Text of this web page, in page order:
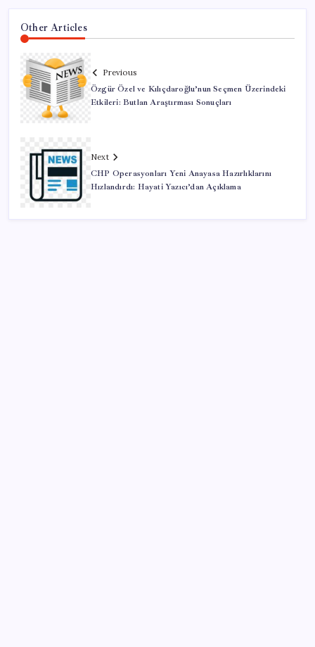
Other Articles
Previous
Özgür Özel ve Kılıçdaroğlu’nun Seçmen Üzerindeki
Etkileri: Butlan Araştırması Sonuçları
Next
CHP Operasyonları Yeni Anayasa Hazırlıklarını
Hızlandırdı: Hayati Yazıcı’dan Açıklama